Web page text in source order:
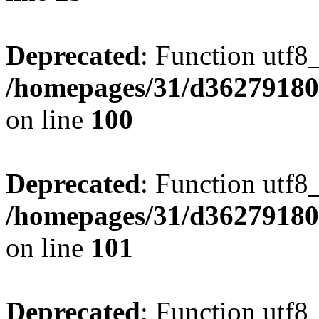
Deprecated: Function
/homepages/31/
on line 100
Deprecated: Function
/homepages/31/
on line 101
Deprecated: Function